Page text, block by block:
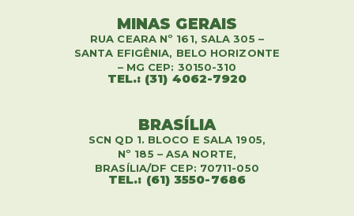
MINAS GERAIS
RUA CEARA Nº 161, SALA 305 –
SANTA EFIGÊNIA, BELO HORIZONTE
– MG CEP: 30150-310
TEL.: (31) 4062-7920
BRASÍLIA
SCN QD 1. BLOCO E SALA 1905,
Nº 185 – ASA NORTE,
BRASÍLIA/DF CEP: 70711-050
TEL.: (61) 3550-7686